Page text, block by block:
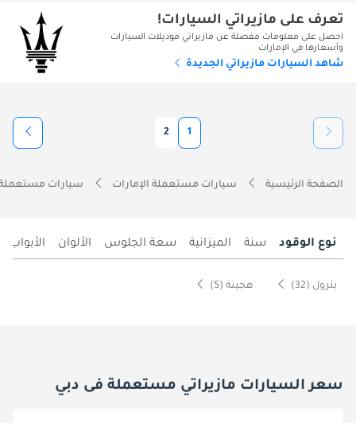
تعرف على مازيراتي السيارات!
احصل على معلومات مفصلة عن مازيراتي موديلات السيارات
وأسعارها في الإمارات
شاهد السيارات مازيراتي الجديدة
1
2
الصفحة الرئيسية سيارات مستعملة الإمارات سيارات
نوع الوقود سنة الميزانية سعة الجلوس الألوان الأبواب
بترول (32) هجينة (5)
سعر السيارات مازيراتي مستعملة فى دبي